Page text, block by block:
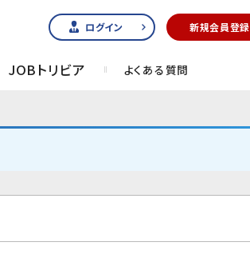
ログイン 新規会員登録
JOBトリビア よくある質問